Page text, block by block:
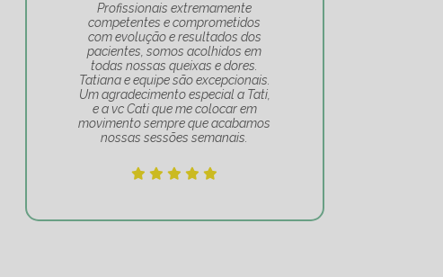
Profissionais extremamente
competentes e comprometidos
com evolução e resultados dos
pacientes, somos acolhidos em
todas nossas queixas e dores.
Tatiana e equipe são excepcionais.
Um agradecimento especial a Tati,
e a vc Cati que me colocar em
movimento sempre que acabamos
nossas sessões semanais.